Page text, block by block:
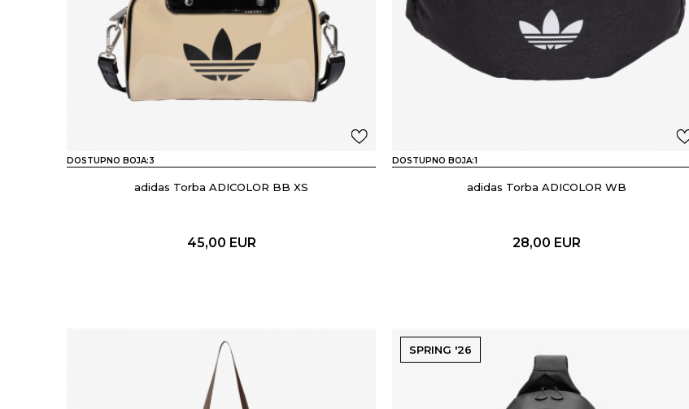
DOSTUPNO BOJA:3
adidas Torba ADICOLOR BB XS
45,00 EUR
DOSTUPNO BOJA:1
adidas Torba ADICOLOR WB
28,00 EUR
SPRING '26